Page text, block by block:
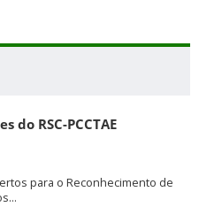
do RSC-PCCTAE
para o Reconhecimento de